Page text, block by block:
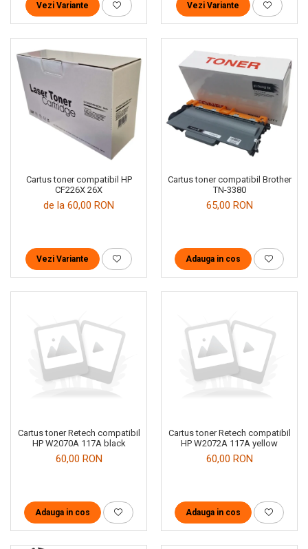
Vezi Variante Vezi Variante
Cartus toner compatibil HP
CF226X 26X
de la 60,00 RON
Vezi Variante
Cartus toner compatibil Brother
TN-3380
65,00 RON
Adauga in cos
Cartus toner Retech compatibil
HP W2070A 117A black
60,00 RON
Adauga in cos
Cartus toner Retech compatibil
HP W2072A 117A yellow
60,00 RON
Adauga in cos